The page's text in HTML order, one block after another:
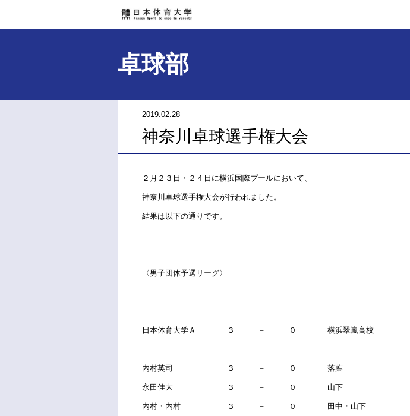
卓球部
2019.02.28
神奈川卓球選手権大会
２月２３日・２４日に横浜国際プールにおいて、
神奈川卓球選手権大会が行われました。
結果は以下の通りです。
〈男子団体予選リーグ〉
日本体育大学Ａ ３ － ０ 横浜翠嵐高校
内村英司 ３ － ０ 落葉
永田佳大 ３ － ０ 山下
内村・内村 ３ － ０ 田中・山下